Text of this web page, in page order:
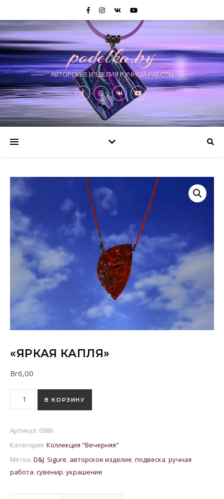
podelka.by
АВТОРСКИЕ ИЗДЕЛИЯ РУЧНОЙ РАБОТЫ
«ЯРКАЯ КАПЛЯ»
Br6,00
Количество товара "Яркая капля"
В КОРЗИНУ
Артикул: 0986
Категория: Коллекция "Вечерняя"
Метки: D&J, Sigure, авторское изделие,подвеска,ручная
работа,сувенир,украшение